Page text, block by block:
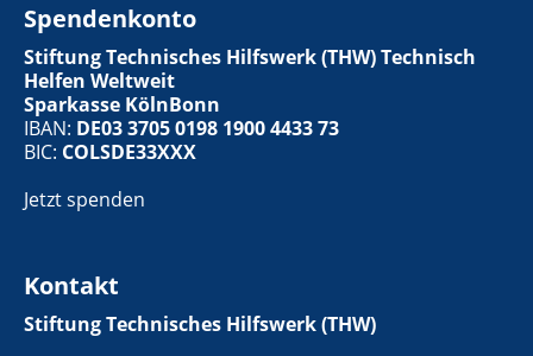
Spendenkonto
Stiftung Technisches Hilfswerk (THW) Technisch
Helfen Weltweit
Sparkasse KölnBonn
IBAN: DE03 3705 0198 1900 4433 73
BIC: COLSDE33XXX
Jetzt spenden
Kontakt
Stiftung Technisches Hilfswerk (THW)